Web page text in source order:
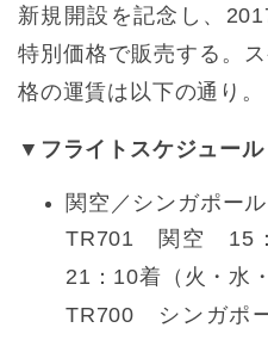
新規開設を記念し、
特別価格で販売する。
格の運賃は以下の通り。
▼フライトスケジュール
関空／シンガポール
TR701 関空 15
21：10着（火・水
TR700 シンガポ